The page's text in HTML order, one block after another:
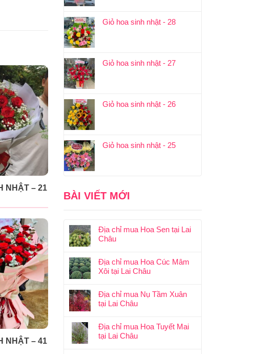
Giỏ hoa sinh nhật - 28
Giỏ hoa sinh nhật - 27
Giỏ hoa sinh nhật - 26
Giỏ hoa sinh nhật - 25
BÀI VIẾT MỚI
Địa chỉ mua Hoa Sen tại Lai
Châu
Địa chỉ mua Hoa Cúc Mâm
Xôi tại Lai Châu
Địa chỉ mua Nụ Tầm Xuân
tại Lai Châu
Địa chỉ mua Hoa Tuyết Mai
tại Lai Châu
NHẬT – 21
NHẬT – 41